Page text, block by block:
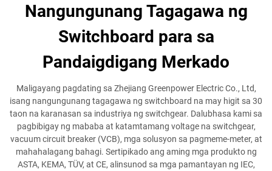
Nangungunang Tagagawa ng
Switchboard para sa
Pandaigdigang Merkado
Maligayang pagdating sa Zhejiang Greenpower Electric Co., Ltd,
isang nangungunang tagagawa ng switchboard na may higit sa 30
taon na karanasan sa industriya ng switchgear. Dalubhasa kami sa
pagbibigay ng mababa at katamtamang voltage na switchgear,
vacuum circuit breaker (VCB), mga solusyon sa pagmeme-meter, at
mahahalagang bahagi. Sertipikado ang aming mga produkto ng
ASTA, KEMA, TÜV, at CE, alinsunod sa mga pamantayan ng IEC,